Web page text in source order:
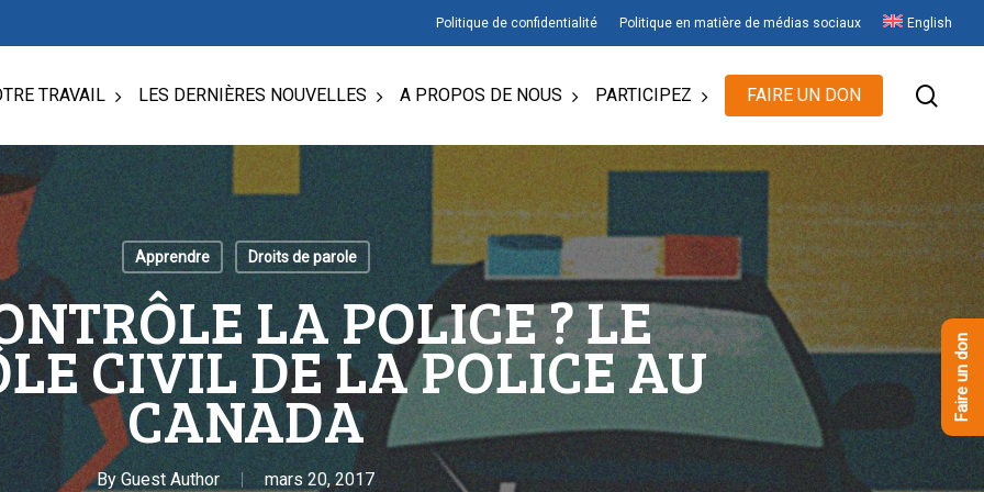
Politique de confidentialité Politique en matière de médias sociaux English
TRAVAIL LES DERNIÈRES NOUVELLES A PROPOS DE NOUS PARTICIPEZ FAIRE UN DON
Apprendre Droits de parole
LA POLICE ? LE
CIVIL DE LA POLICE AU
CANADA
By Guest Author mars 20, 2017
Faire un don